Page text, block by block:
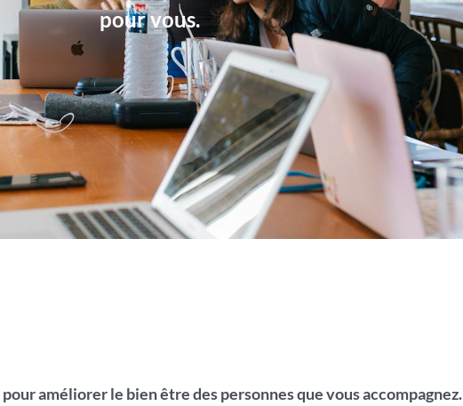
pour vous.
améliorer le bien être des personnes que vous accompagnez.